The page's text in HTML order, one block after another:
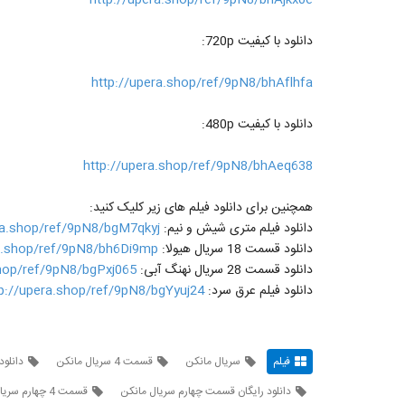
دانلود با کیفیت 720p:
http://upera.shop/ref/9pN8/bhAflhfa
دانلود با کیفیت 480p:
http://upera.shop/ref/9pN8/bhAeq638
همچنین برای دانلود فیلم های زیر کلیک کنید:
دانلود فیلم متری شیش و نیم: ref/9pN8/bgM7qkyj
دانلود قسمت 18 سریال هیولا:
ref/9pN8/bh6Di9mp
دانلود قسمت 28 سریال نهنگ آبی:
ref/9pN8/bgPxj065
دانلود فیلم عرق سرد:upera.shop/ref/9pN8/bgYyuj24
فیلم سریال مانکن قسمت 4 سریال مانکن
دانلود رایگان قسمت چهارم سریال مانکن
قسمت 4 چهارم سریال مانکن